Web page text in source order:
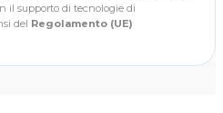
il supporto di tecnologie di
del Regolamento (UE)